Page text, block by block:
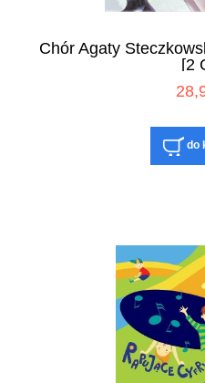
Chór Agaty
[2
do